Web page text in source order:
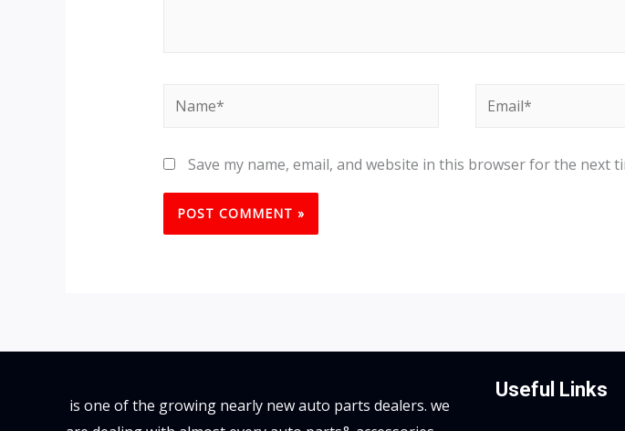
Name* Email*
Save my name, email, and website in this browser for the next
is one of the growing nearly new auto parts dealers. we
Useful Links